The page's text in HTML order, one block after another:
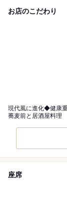
お店のこだわり
現代風に進化◆健康
蕎麦前と居酒屋料理
座席